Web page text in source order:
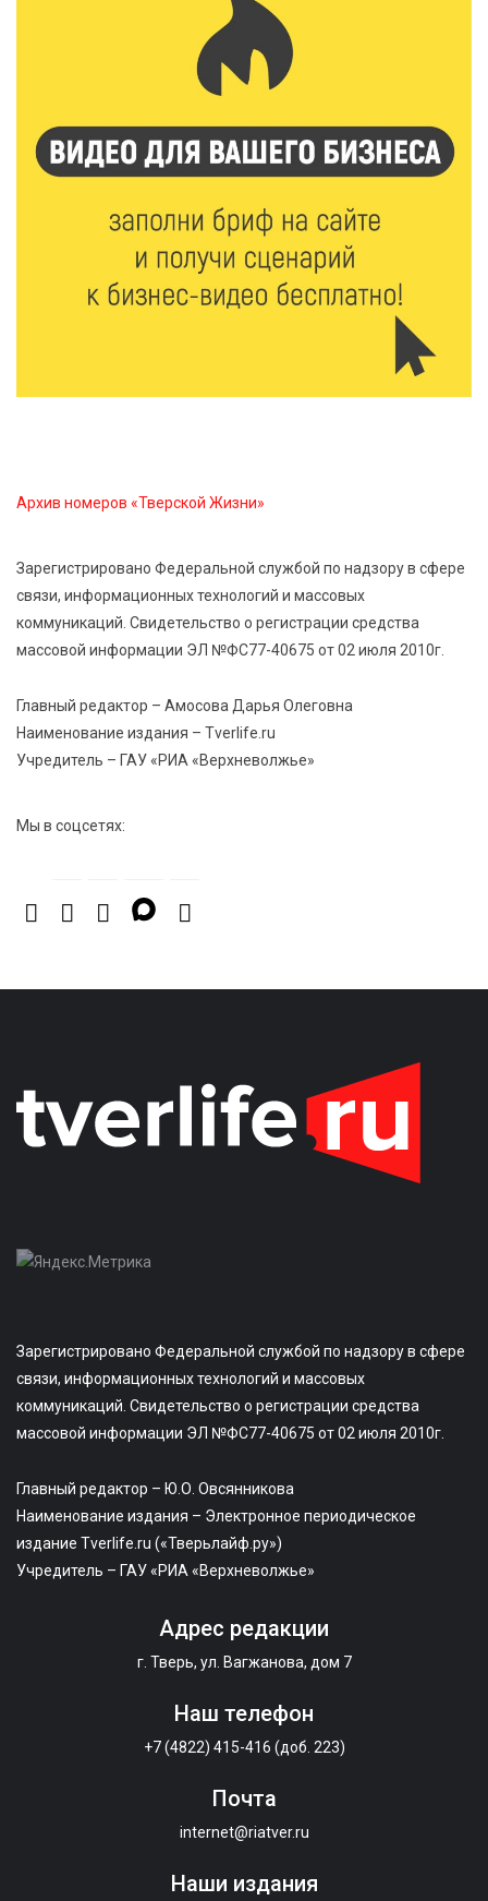
Тверские пенсионеры скажут «спасибо» интернету
603
В Твери росгвардейцы отметили День
физкультурника турниром по настольному теннису
Защита с первых дней: почему так важна
вакцинация новорождённых
Виталий Королев поздравил ветерана из Твери со
100-летием
Архив номеров «Тверской Жизни»
Зарегистрировано Федеральной службой по надзору в сфере
связи, информационных технологий и массовых
коммуникаций. Свидетельство о регистрации средства
массовой информации ЭЛ №ФС77-40675 от 02 июля 2010г.
Главный редактор – Амосова Дарья Олеговна
Наименование издания – Tverlife.ru
Учредитель – ГАУ «РИА «Верхневолжье»
Мы в соцсетях:
Зарегистрировано Федеральной службой по надзору в сфере
связи, информационных технологий и массовых
коммуникаций. Свидетельство о регистрации средства
массовой информации ЭЛ №ФС77-40675 от 02 июля 2010г.
Главный редактор – Ю.О. Овсянникова
Наименование издания – Электронное периодическое
издание Tverlife.ru («Тверьлайф.ру»)
Учредитель – ГАУ «РИА «Верхневолжье»
Адрес редакции
г. Тверь, ул. Вагжанова, дом 7
Наш телефон
+7 (4822) 415-416 (доб. 223)
Почта
internet@riatver.ru
Наши издания